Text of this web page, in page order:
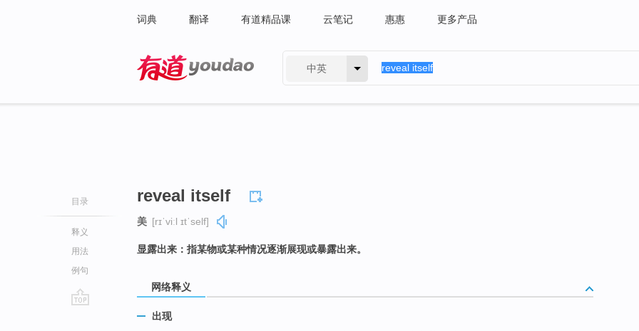
词典 翻译 有道精品课 云笔记 惠惠 更多产品
中英
目录
释义
用法
例句
reveal itself
美 [rɪˈviːl ɪtˈself]
显露出来：指某物或某种情况逐渐展现或暴露出来。
网络释义
出现